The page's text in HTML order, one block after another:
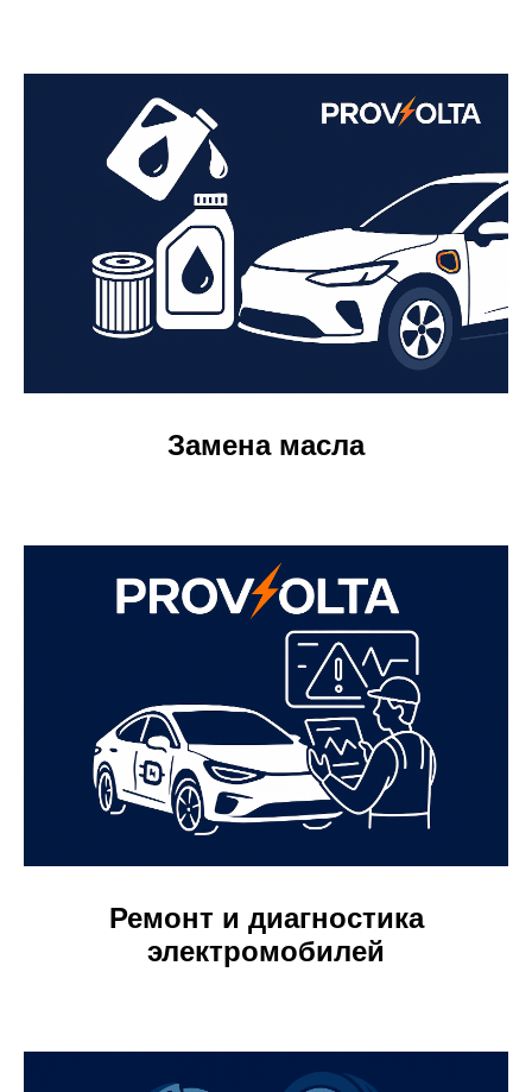
Замена масла
Ремонт и диагностика
электромобилей